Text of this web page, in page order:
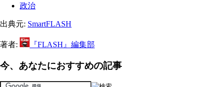
政治
出典元: SmartFLASH
著者: 『FLASH』編集部
今、あなたにおすすめの記事